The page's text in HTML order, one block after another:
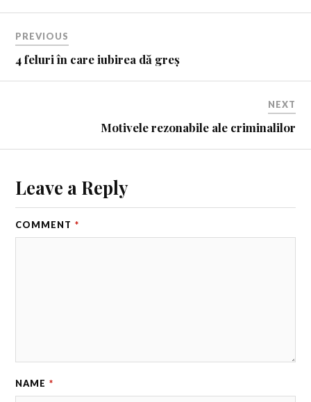
PREVIOUS
4 feluri în care iubirea dă greș
NEXT
Motivele rezonabile ale criminalilor
Leave a Reply
COMMENT *
NAME *